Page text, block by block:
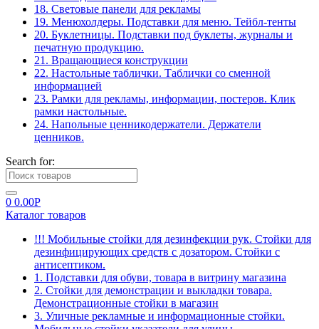
18. Световые панели для рекламы
19. Менюхолдеры. Подставки для меню. Тейбл-тенты
20. Буклетницы. Подставки под буклеты, журналы и
печатную продукцию.
21. Вращающиеся конструкции
22. Настольные таблички. Таблички со сменной
информацией
23. Рамки для рекламы, информации, постеров. Клик
рамки настольные.
24. Напольные ценникодержатели. Держатели
ценников.
Search for:
0 0.00Р
Каталог товаров
!!! Мобильные стойки для дезинфекции рук. Стойки для
дезинфицирующих средств с дозатором. Стойки с
антисептиком.
1. Подставки для обуви, товара в витрину магазина
2. Стойки для демонстрации и выкладки товара.
Демонстрационные стойки в магазин
3. Уличные рекламные и информационные стойки.